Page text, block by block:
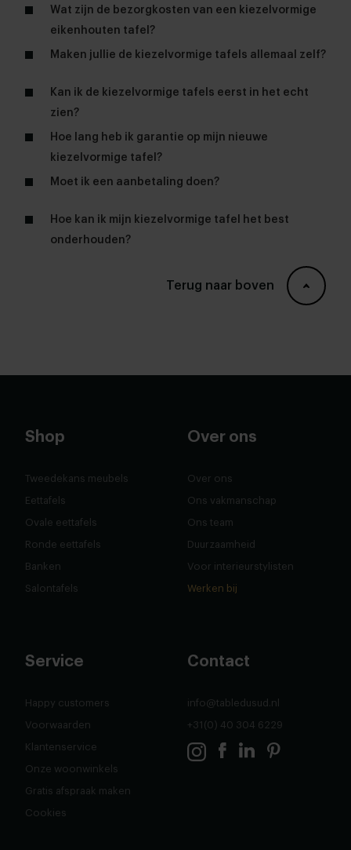
Wat zijn de bezorgkosten van een kiezelvormige
eikenhouten tafel?
Maken jullie de kiezelvormige tafels allemaal zelf?
Kan ik de kiezelvormige tafels eerst in het echt
zien?
woonwinkels
Hoe lang heb ik garantie op mijn nieuwe
kiezelvormige tafel?
Moet ik een aanbetaling doen?
Hoe kan ik mijn kiezelvormige tafel het best
onderhouden?
Terug naar boven
Shop
Tweedekans meubels
Eettafels
Ovale eettafels
Ronde eettafels
Banken
Salontafels
Over ons
Over ons
Ons vakmanschap
Ons team
Duurzaamheid
Voor interieurstylisten
Werken bij
Service
Happy customers
Voorwaarden
Klantenservice
Onze woonwinkels
Gratis afspraak maken
Cookies
Contact
info@tabledusud.nl
+31(0) 40 304 6229